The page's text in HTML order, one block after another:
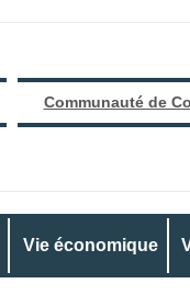
Communauté de
Vie économique